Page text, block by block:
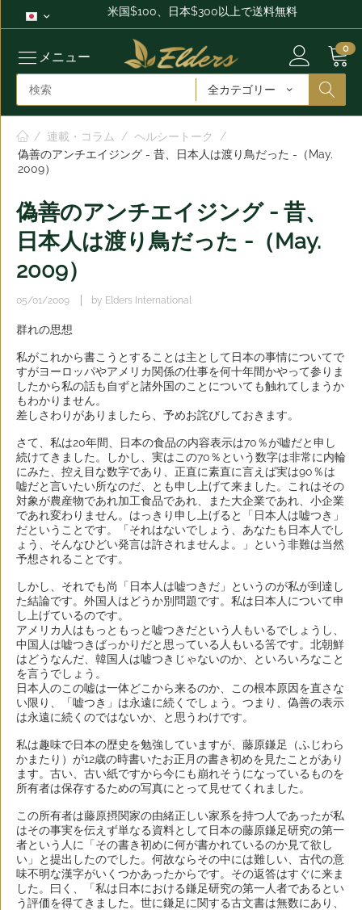
米国$100、日本$300以上で送料無料
全カテゴリー
0
メニュー
/ 連載・コラム / ヘルシートーク
/
偽善のアンチエイジング - 昔、日本人は渡り鳥だった -（May.
2009）
偽善のアンチエイジング - 昔、
日本人は渡り鳥だった -（May.
2009）
05/01/2009 by Elders International
群れの思想
私がこれから書こうとすることは主として日本の事情についてで
すがヨーロッパやアメリカ関係の仕事を何十年間かやって参りま
したから私の話も自ずと諸外国のことについても触れてしまうか
もわかりません。
差しさわりがありましたら、予めお詫びしておきます。
さて、私は20年間、日本の食品の内容表示は70％が嘘だと申し
続けてきました。しかし、実はこの70％という数字は非常に内輪
にみた、控え目な数字であり、正直に素直に言えば実は90％は
嘘だと言いたい所なのだ、とも申し上げて来ました。これはその
対象が農産物であれ加工食品であれ、また大企業であれ、小企業
であれ変わりません。はっきり申し上げると「日本人は嘘つき」
だということです。「それはないでしょう、あなたも日本人でし
ょう、そんなひどい発言は許されませんよ。」という非難は当然
予想されることです。
しかし、それでも尚「日本人は嘘つきだ」というのが私が到達し
た結論です。外国人はどうか別問題です。私は日本人について申
し上げているのです。
アメリカ人はもっともっと嘘つきだという人もいるでしょうし、
中国人は嘘つきばっかりだと思っている人もいる筈です。北朝鮮
はどうなんだ、韓国人は嘘つきじゃないのか、といろいろなこと
を言うでしょう。
日本人のこの嘘は一体どこから来るのか、この根本原因を直さな
い限り、「嘘つき」は永遠に続くでしょう。つまり、偽善の表示
は永遠に続くのではないか、と思うわけです。
私は趣味で日本の歴史を勉強していますが、藤原鎌足（ふじわら
かまたり）が12歳の時書いたお正月の書き初めを見たことがあり
ます。古い、古い紙ですから今にも崩れそうになっているものを
所有者は保存するための写真にとって見せてくれました。
この所有者は藤原摂関家の由緒正しい家系を持つ人であったが私
はその事実を伝えず単なる資料として日本の藤原鎌足研究の第一
者という人に「その書き初めに何が書かれているのか見て欲し
い」と提出したのでした。何故ならその中には難しい、古代の意
味不明な漢字がいくつかあったからです。その返答はすぐに来ま
した。曰く、「私は日本における鎌足研究の第一人者であるとい
う評価を得てきました。世に鎌足に関する古文書は無数にあり、